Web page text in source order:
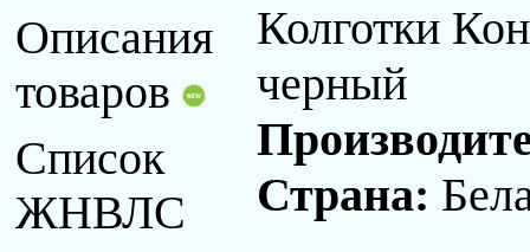
Описания
товаров
Список
ЖНВЛС
Колготки
черный
Страна: